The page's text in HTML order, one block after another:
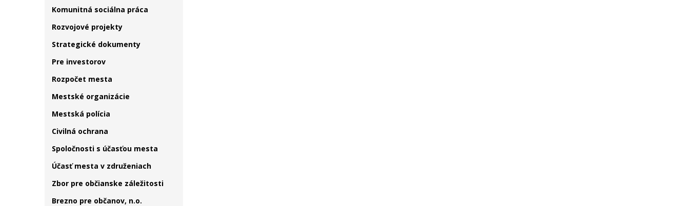
Komunitná sociálna práca
Rozvojové projekty
Strategické dokumenty
Pre investorov
Rozpočet mesta
Mestské organizácie
Mestská polícia
Civilná ochrana
Spoločnosti s účasťou mesta
Účasť mesta v združeniach
Zbor pre občianske záležitosti
Brezno pre občanov, n.o.